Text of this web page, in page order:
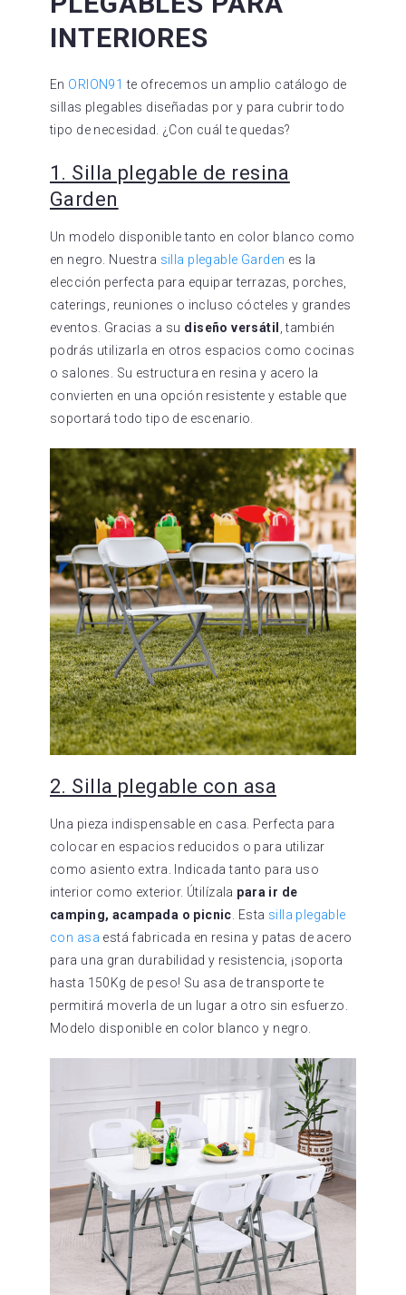
INTERIORES
En ORION91 te ofrecemos un amplio catálogo de
sillas plegables diseñadas por y para cubrir todo
tipo de necesidad. ¿Con cuál te quedas?
1. Silla plegable de resina
Garden
Un modelo disponible tanto en color blanco como
en negro. Nuestra silla plegable Garden es la
elección perfecta para equipar terrazas, porches,
caterings, reuniones o incluso cócteles y grandes
eventos. Gracias a su diseño versátil
, también
podrás utilizarla en otros espacios como cocinas
o salones. Su estructura en resina y acero la
convierten en una opción resistente y estable que
soportará todo tipo de escenario.
2. Silla plegable con asa
Una pieza indispensable en casa. Perfecta para
colocar en espacios reducidos o para utilizar
como asiento extra. Indicada tanto para uso
interior como exterior. Útilízala para ir de
camping, acampada o picnic . Esta silla plegable
con asa está fabricada en resina y patas de acero
para una gran durabilidad y resistencia, ¡soporta
hasta 150Kg de peso! Su asa de transporte te
permitirá moverla de un lugar a otro sin esfuerzo.
Modelo disponible en color blanco y negro.